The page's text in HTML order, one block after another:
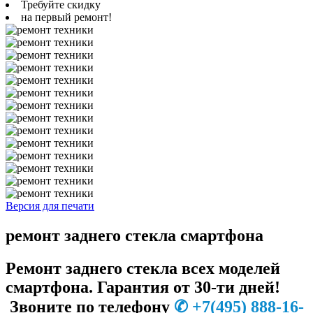
Требуйте скидку
на первый ремонт!
Версия для печати
ремонт заднего стекла смартфона
Ремонт заднего стекла всех моделей
смартфона. Гарантия от 30-ти дней!
Звоните по телефону ✆ +7(495) 888-16-